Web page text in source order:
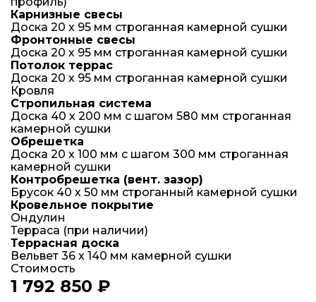
Карнизные свесы
Доска 20 х 95 мм строганная камерной сушки
Фронтонные свесы
Доска 20 х 95 мм строганная камерной сушки
Потолок террас
Доска 20 х 95 мм строганная камерной сушки
Кровля
Стропильная система
Доска 40 х 200 мм с шагом 580 мм строганная
камерной сушки
Обрешетка
Доска 20 х 100 мм с шагом 300 мм строганная
камерной сушки
Контробрешетка (вент. зазор)
Брусок 40 х 50 мм строганный камерной сушки
Кровельное покрытие
Ондулин
Терраса (при наличии)
Террасная доска
Вельвет 36 х 140 мм камерной сушки
Стоимость
1 792 850 ₽